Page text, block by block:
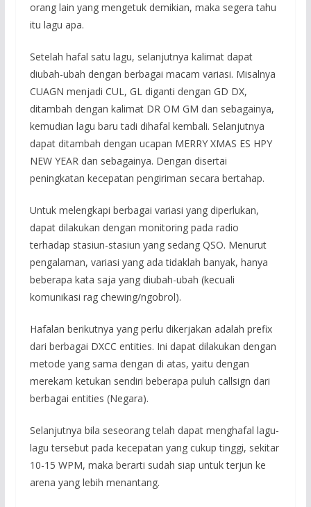
orang lain yang mengetuk demikian, maka segera tahu
itu lagu apa.
Setelah hafal satu lagu, selanjutnya kalimat dapat
diubah-ubah dengan berbagai macam variasi. Misalnya
CUAGN menjadi CUL, GL diganti dengan GD DX,
ditambah dengan kalimat DR OM GM dan sebagainya,
kemudian lagu baru tadi dihafal kembali. Selanjutnya
dapat ditambah dengan ucapan MERRY XMAS ES HPY
NEW YEAR dan sebagainya. Dengan disertai
peningkatan kecepatan pengiriman secara bertahap.
Untuk melengkapi berbagai variasi yang diperlukan,
dapat dilakukan dengan monitoring pada radio
terhadap stasiun-stasiun yang sedang QSO. Menurut
pengalaman, variasi yang ada tidaklah banyak, hanya
beberapa kata saja yang diubah-ubah (kecuali
komunikasi rag chewing/ngobrol).
Hafalan berikutnya yang perlu dikerjakan adalah prefix
dari berbagai DXCC entities. Ini dapat dilakukan dengan
metode yang sama dengan di atas, yaitu dengan
merekam ketukan sendiri beberapa puluh callsign dari
berbagai entities (Negara).
Selanjutnya bila seseorang telah dapat menghafal lagu-
lagu tersebut pada kecepatan yang cukup tinggi, sekitar
10-15 WPM, maka berarti sudah siap untuk terjun ke
arena yang lebih menantang.